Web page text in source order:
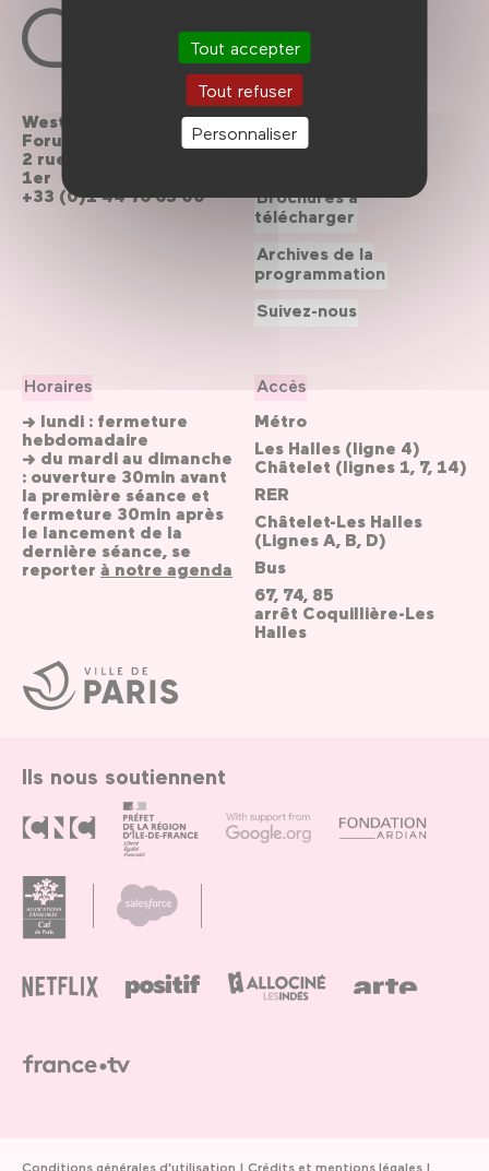
Tout accepter
Tout refuser
Personnaliser
Ville
de
Paris
Westfield
Forum des Halles
2 rue du cinéma, Paris
1er
+33 (0)1 44 76 63 00
Horaires
→ lundi : fermeture
hebdomadaire
→ du mardi au dimanche
: ouverture 30min avant
la première séance et
fermeture 30min après
le lancement de la
dernière séance, se
reporter à notre agenda
Accès
Métro
Les Halles (ligne 4)
Châtelet (lignes 1, 7, 14)
RER
Châtelet-Les Halles
(Lignes A, B, D)
Bus
67, 74, 85
arrêt Coquillière-Les
Halles
Contactez-nous
Brochures à
télécharger
Archives de la
programmation
Suivez-nous
Ils nous soutiennent
Conditions générales d'utilisation Crédits et mentions légales